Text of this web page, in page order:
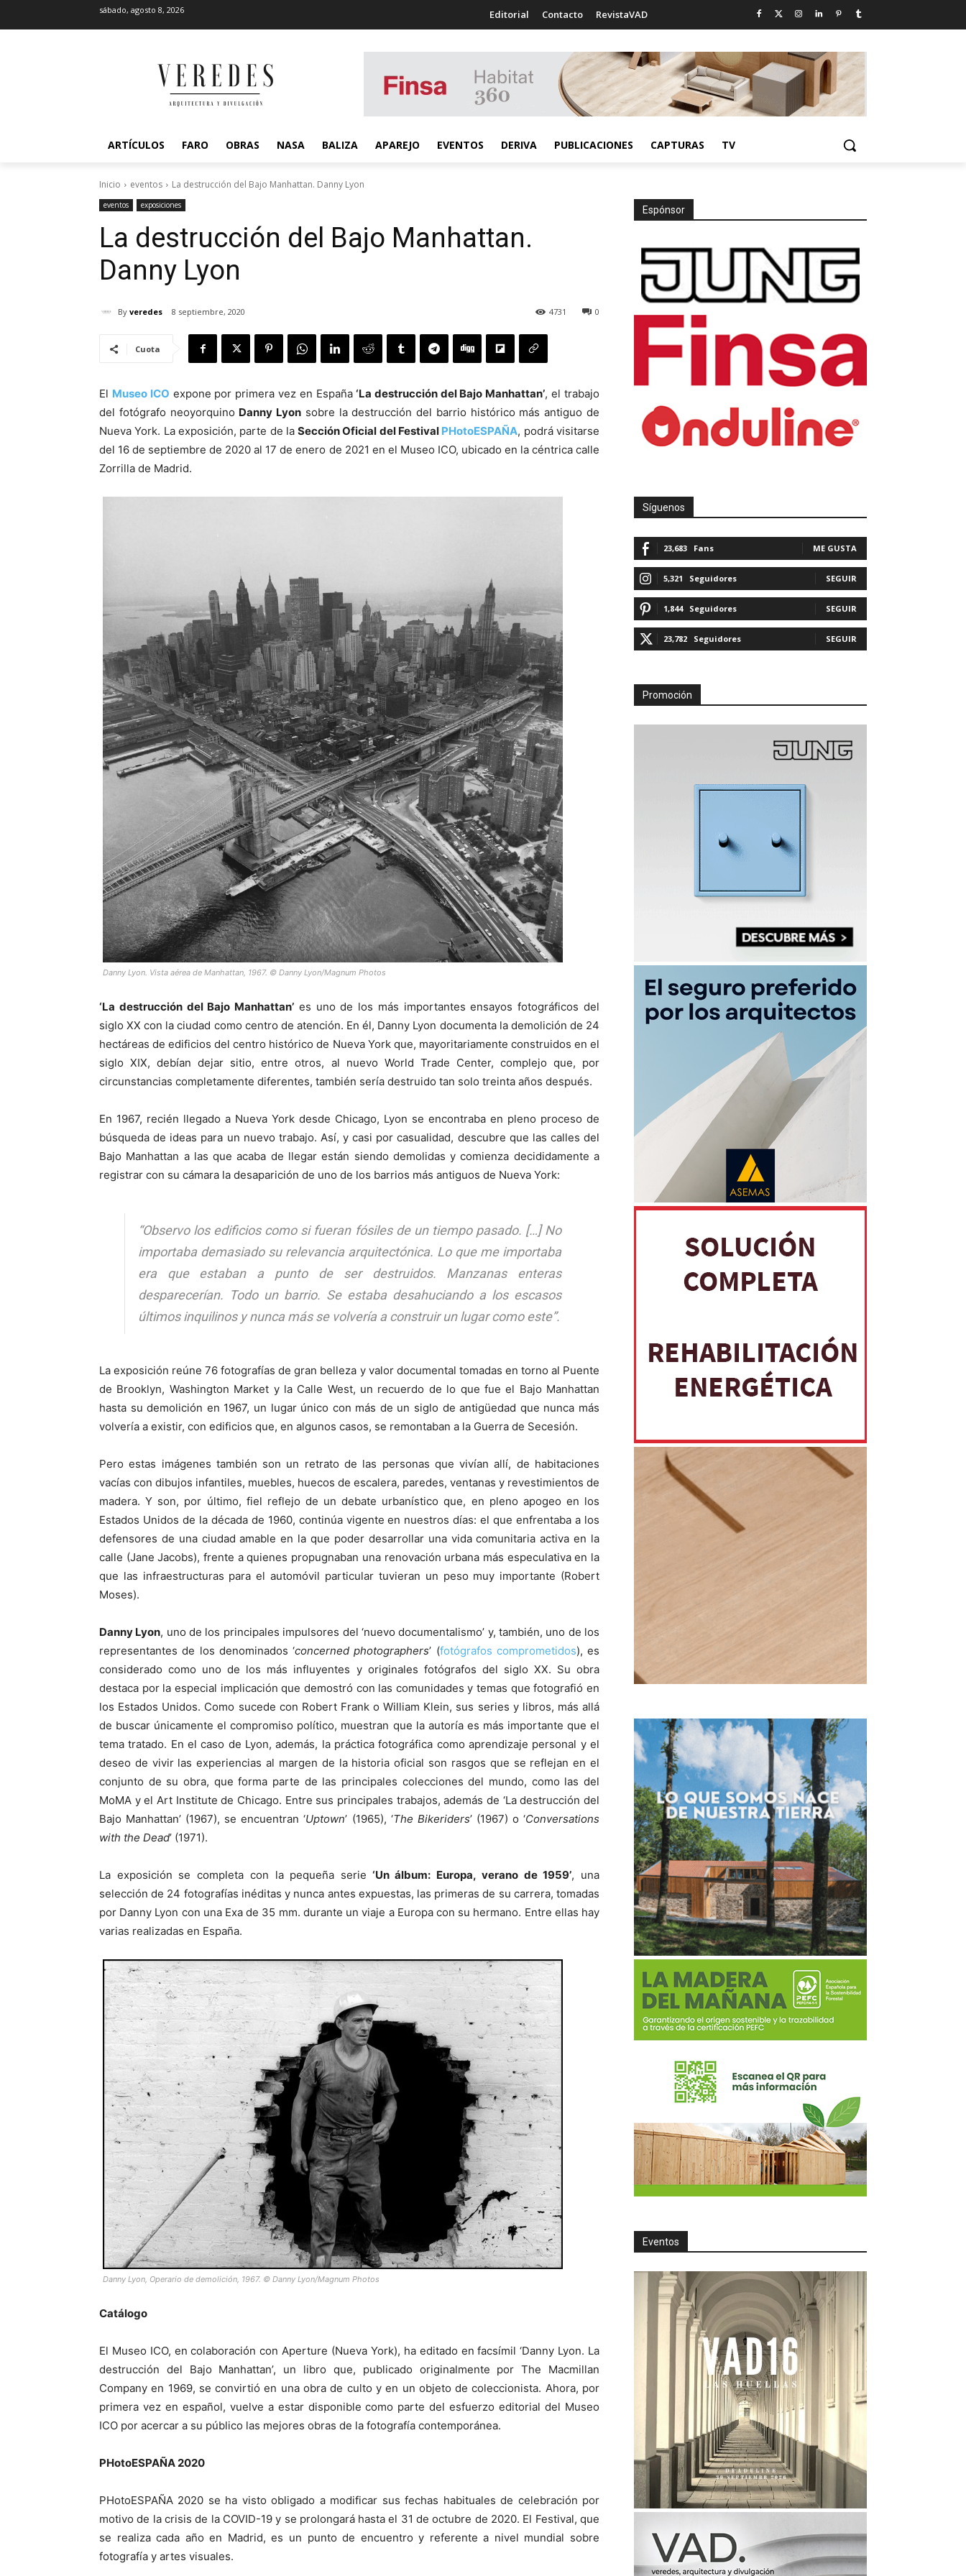
sábado, agosto 8, 2026 Editorial Contacto RevistaVAD
ARTÍCULOS FARO OBRAS NASA BALIZA APAREJO EVENTOS DERIVA PUBLICACIONES CAPTURAS TV
Inicio eventos La destrucción del Bajo Manhattan. Danny Lyon
eventos exposiciones
La destrucción del Bajo Manhattan.
Danny Lyon
By veredes 8 septiembre, 2020 0
4731
Cuota
El Museo ICO expone por primera vez en España‘La destrucción del Bajo Manhattan’, el trabajo
del fotógrafo neoyorquino Danny Lyon sobre la destrucción del barrio histórico más antiguo de
Nueva York. La exposición, parte de laSección Oficial del Festival PHotoESPAÑA, podrá visitarse
del 16 de septiembre de 2020 al 17 de enero de 2021 en el Museo ICO, ubicado en la céntrica calle
Zorrilla de Madrid.
Danny Lyon. Vista aérea de Manhattan, 1967. © Danny Lyon/Magnum Photos
‘La destrucción del Bajo Manhattan’ es uno de los más importantes ensayos fotográficos del
siglo XX con la ciudad como centro de atención. En él, Danny Lyon documenta la demolición de 24
hectáreas de edificios del centro histórico de Nueva York que, mayoritariamente construidos en el
siglo XIX, debían dejar sitio, entre otros, al nuevo World Trade Center, complejo que, por
circunstancias completamente diferentes, también sería destruido tan solo treinta años después.
En 1967, recién llegado a Nueva York desde Chicago, Lyon se encontraba en pleno proceso de
búsqueda de ideas para un nuevo trabajo. Así, y casi por casualidad, descubre que las calles del
Bajo Manhattan a las que acaba de llegar están siendo demolidas y comienza decididamente a
registrar con su cámara la desaparición de uno de los barrios más antiguos de Nueva York:
“Observo los edificios como si fueran fósiles de un tiempo pasado. […] No
importaba demasiado su relevancia arquitectónica. Lo que me importaba
era que estaban a punto de ser destruidos. Manzanas enteras
desparecerían. Todo un barrio. Se estaba desahuciando a los escasos
últimos inquilinos y nunca más se volvería a construir un lugar como este”.
La exposición reúne 76 fotografías de gran belleza y valor documental tomadas en torno al Puente
de Brooklyn, Washington Market y la Calle West, un recuerdo de lo que fue el Bajo Manhattan
hasta su demolición en 1967, un lugar único con más de un siglo de antigüedad que nunca más
volvería a existir, con edificios que, en algunos casos, se remontaban a la Guerra de Secesión.
Pero estas imágenes también son un retrato de las personas que vivían allí, de habitaciones
vacías con dibujos infantiles, muebles, huecos de escalera, paredes, ventanas y revestimientos de
madera. Y son, por último, fiel reflejo de un debate urbanístico que, en pleno apogeo en los
Estados Unidos de la década de 1960, continúa vigente en nuestros días: el que enfrentaba a los
defensores de una ciudad amable en la que poder desarrollar una vida comunitaria activa en la
calle (Jane Jacobs), frente a quienes propugnaban una renovación urbana más especulativa en la
que las infraestructuras para el automóvil particular tuvieran un peso muy importante (Robert
Moses).
Danny Lyon, uno de los principales impulsores del ‘nuevo documentalismo’ y, también, uno de los
representantes de los denominados ‘concerned photographers’ (fotógrafos comprometidos), es
considerado como uno de los más influyentes y originales fotógrafos del siglo XX. Su obra
destaca por la especial implicación que demostró con las comunidades y temas que fotografió en
los Estados Unidos. Como sucede con Robert Frank o William Klein, sus series y libros, más allá
de buscar únicamente el compromiso político, muestran que la autoría es más importante que el
tema tratado. En el caso de Lyon, además, la práctica fotográfica como aprendizaje personal y el
deseo de vivir las experiencias al margen de la historia oficial son rasgos que se reflejan en el
conjunto de su obra, que forma parte de las principales colecciones del mundo, como las del
MoMA y el Art Institute de Chicago. Entre sus principales trabajos, además de ‘La destrucción del
Bajo Manhattan’ (1967), se encuentran ‘Uptown’ (1965), ‘The Bikeriders’ (1967) o ‘Conversations
with the Dead’ (1971).
La exposición se completa con la pequeña serie ‘Un álbum: Europa, verano de 1959’, una
selección de 24 fotografías inéditas y nunca antes expuestas, las primeras de su carrera, tomadas
por Danny Lyon con una Exa de 35 mm. durante un viaje a Europa con su hermano. Entre ellas hay
varias realizadas en España.
Danny Lyon, Operario de demolición, 1967. © Danny Lyon/Magnum Photos
Catálogo
El Museo ICO, en colaboración con Aperture (Nueva York), ha editado en facsímil ‘Danny Lyon. La
destrucción del Bajo Manhattan’, un libro que, publicado originalmente por The Macmillan
Company en 1969, se convirtió en una obra de culto y en un objeto de coleccionista. Ahora, por
primera vez en español, vuelve a estar disponible como parte del esfuerzo editorial del Museo
ICO por acercar a su público las mejores obras de la fotografía contemporánea.
PHotoESPAÑA 2020
PHotoESPAÑA 2020 se ha visto obligado a modificar sus fechas habituales de celebración por
motivo de la crisis de la COVID-19 y se prolongará hasta el 31 de octubre de 2020. El Festival, que
se realiza cada año en Madrid, es un punto de encuentro y referente a nivel mundial sobre
fotografía y artes visuales.
Espónsor
Síguenos
23,683 Fans ME GUSTA
5,321 Seguidores SEGUIR
1,844 Seguidores SEGUIR
23,782 Seguidores SEGUIR
Promoción
Eventos